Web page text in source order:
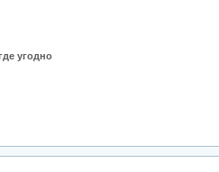
угодно